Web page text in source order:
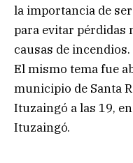
la importancia de
para evitar pérdidas
causas de incendios.
El mismo tema fue
municipio de Santa
Ituzaingó a las 19,
Ituzaingó.